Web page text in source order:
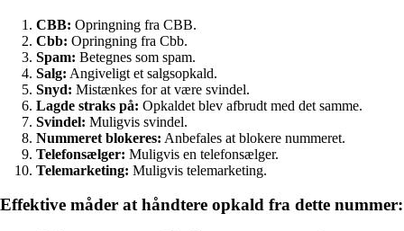
CBB: Opringning fra CBB.
Cbb: Opringning fra Cbb.
Spam: Betegnes som spam.
Salg: Angiveligt et salgsopkald.
Snyd: Mistænkes for at være svindel.
Lagde straks på: Opkaldet blev afbrudt med det samme.
Svindel: Muligvis svindel.
Nummeret blokeres: Anbefales at blokere nummeret.
Telefonsælger: Muligvis en telefonsælger.
Telemarketing: Muligvis telemarketing.
Effektive måder at håndtere opkald fra dette nummer: